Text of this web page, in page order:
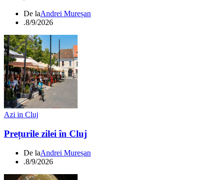
De laAndrei Mureșan
.8/9/2026
Azi in Cluj
Prețurile zilei în Cluj
De laAndrei Mureșan
.8/9/2026